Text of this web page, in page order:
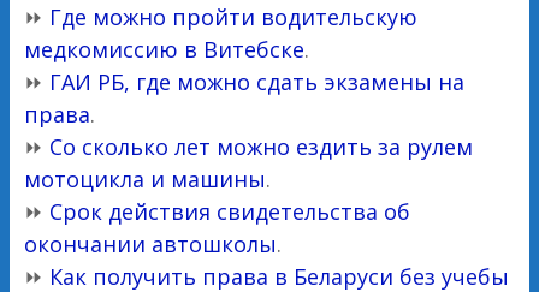
⏩ Где можно пройти водительскую
медкомиссию в Витебске.
⏩ ГАИ РБ, где можно сдать экзамены на
права.
⏩ Со сколько лет можно ездить за рулем
мотоцикла и машины.
⏩ Срок действия свидетельства об
окончании автошколы.
⏩ Как получить права в Беларуси без учебы